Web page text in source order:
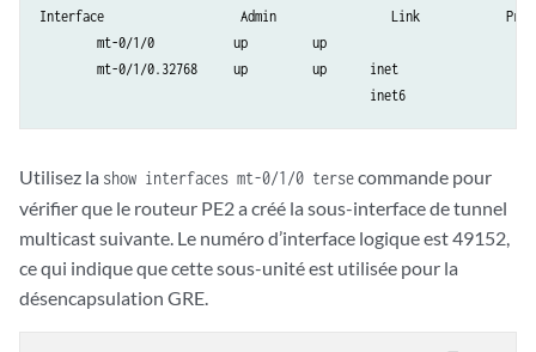
Interface		    Admin		 Link		 Proto		 Local		 Remote
        mt-0/1/0           up         up
        mt-0/1/0.32768     up         up      inet
                                              inet6
Utilisez la show interfaces mt-0/1/0 tersecommande pour
vérifier que le routeur PE2 a créé la sous-interface de tunnel
multicast suivante. Le numéro d’interface logique est 49152,
ce qui indique que cette sous-unité est utilisée pour la
désencapsulation GRE.